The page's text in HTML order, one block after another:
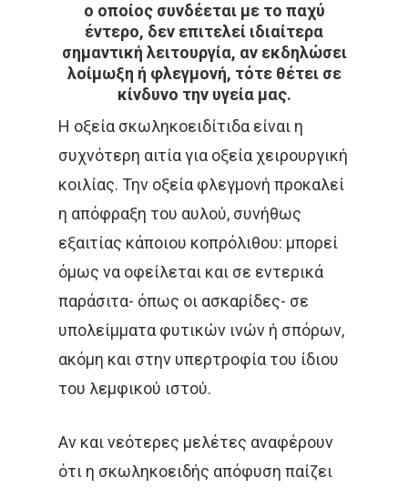
ο οποίος συνδέεται με το παχύ
έντερο, δεν επιτελεί ιδιαίτερα
σημαντική λειτουργία, αν εκδηλώσει
λοίμωξη ή φλεγμονή, τότε θέτει σε
κίνδυνο την υγεία μας.
Η οξεία σκωληκοειδίτιδα είναι η
συχνότερη αιτία για οξεία χειρουργική
κοιλίας. Την οξεία φλεγμονή προκαλεί
η απόφραξη του αυλού, συνήθως
εξαιτίας κάποιου κοπρόλιθου: μπορεί
όμως να οφείλεται και σε εντερικά
παράσιτα- όπως οι ασκαρίδες- σε
υπολείμματα φυτικών ινών ή σπόρων,
ακόμη και στην υπερτροφία του ίδιου
του λεμφικού ιστού.
Αν και νεότερες μελέτες αναφέρουν
ότι η σκωληκοειδής απόφυση παίζει